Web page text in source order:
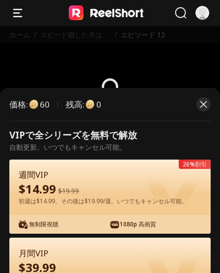
ホーム / スピード婚した夫は映
/ エピソード 12
こちらは有料のエピソードです。視
聴いただくには解放が必要です。
価格: 60 残高: 0
VIPで全シリーズを無料で解放
自動更新。いつでもキャンセル可能。
週間VIP
$14.99 $19.99
初週は$14.99、その後は$19.99/週。いつでもキャンセル可能。
無制限視聴 1080p 高画質
26%割引
月間VIP
$39.99